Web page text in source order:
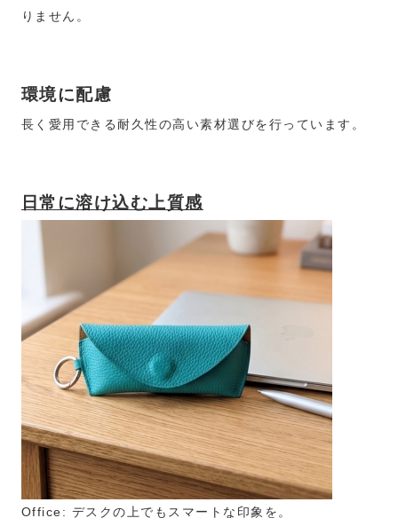
りません。
環境に配慮
長く愛用できる耐久性の高い素材選びを行っています。
日常に溶け込む上質感
Office: デスクの上でもスマートな印象を。